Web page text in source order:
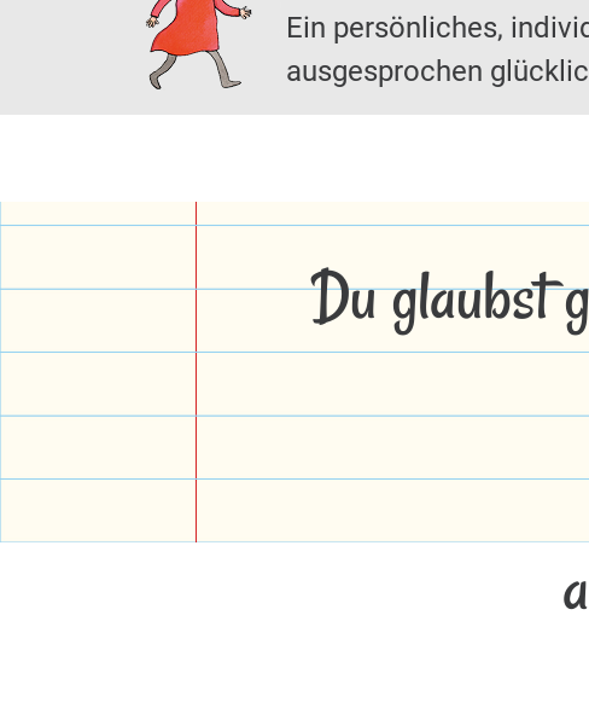
Ein persönliches,
ausgesprochen
Du glaubst